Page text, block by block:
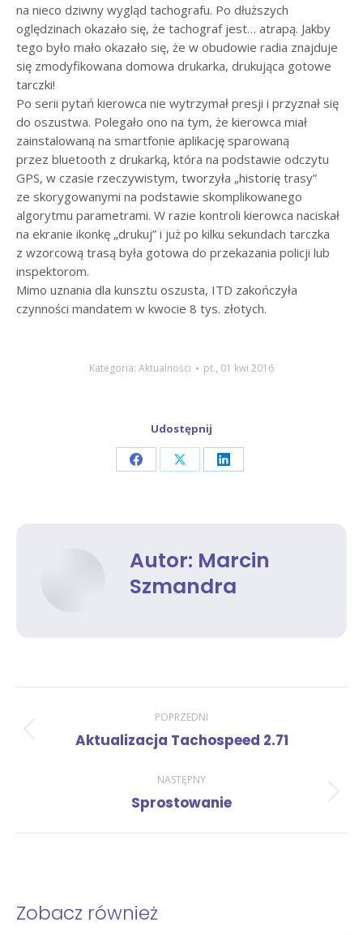
na nieco dziwny wygląd tachografu. Po dłuższych
oględzinach okazało się, że tachograf jest… atrapą. Jakby
tego było mało okazało się, że w obudowie radia znajduje
się zmodyfikowana domowa drukarka, drukująca gotowe
tarczki!
Po serii pytań kierowca nie wytrzymał presji i przyznał się
do oszustwa. Polegało ono na tym, że kierowca miał
zainstalowaną na smartfonie aplikację sparowaną
przez bluetooth z drukarką, która na podstawie odczytu
GPS, w czasie rzeczywistym, tworzyła „historię trasy”
ze skorygowanymi na podstawie skomplikowanego
algorytmu parametrami. W razie kontroli kierowca naciskał
na ekranie ikonkę „drukuj” i już po kilku sekundach tarczka
z wzorcową trasą była gotowa do przekazania policji lub
inspektorom.
Mimo uznania dla kunsztu oszusta, ITD zakończyła
czynności mandatem w kwocie 8 tys. złotych.
Kategoria: Aktualności pt., 01 kwi 2016
Udostępnij
Share Share Share
Autor: Marcin
Szmandra
Nawigacja
wpisów
POPRZEDNI
Poprzedni
Aktualizacja Tachospeed 2.71
NASTĘPNY
Następny
Sprostowanie
Zobacz również